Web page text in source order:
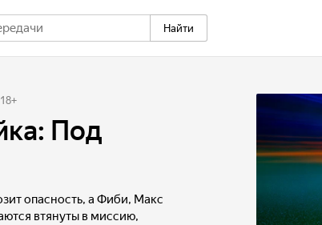
Найти
18+
Под
опасность, а Фиби, Макс
втянуты в миссию,